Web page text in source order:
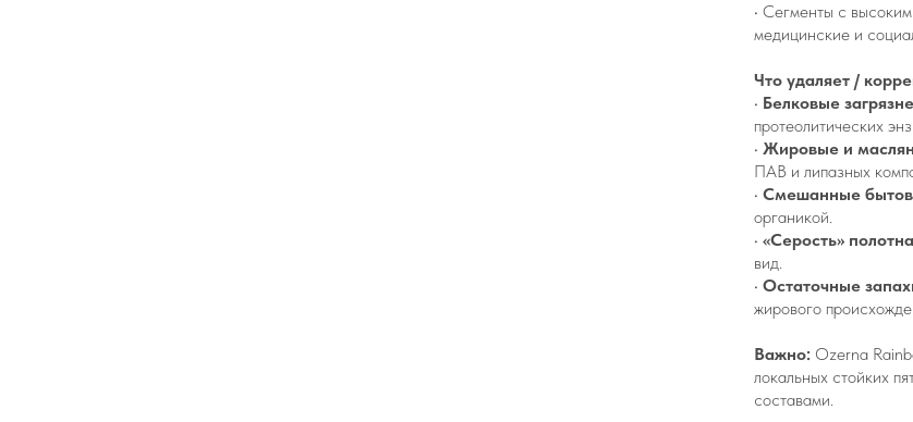
• Сегменты с
медицинские и
Что удаляет /
• Белковые
протеолитических
• Жировые и
ПАВ и липазных
• Смешанные
органикой.
• «Серость»
вид.
• Остаточные
жирового
Важно: Ozerna
локальных стойких
составами.